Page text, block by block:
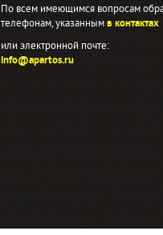
По всем имеющимся вопросам
телефонам, указаннымв контактах
или электронной почте:
info@apartos.ru